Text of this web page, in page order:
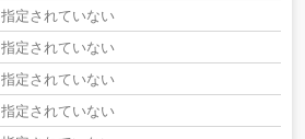
指定されていない
指定されていない
指定されていない
指定されていない